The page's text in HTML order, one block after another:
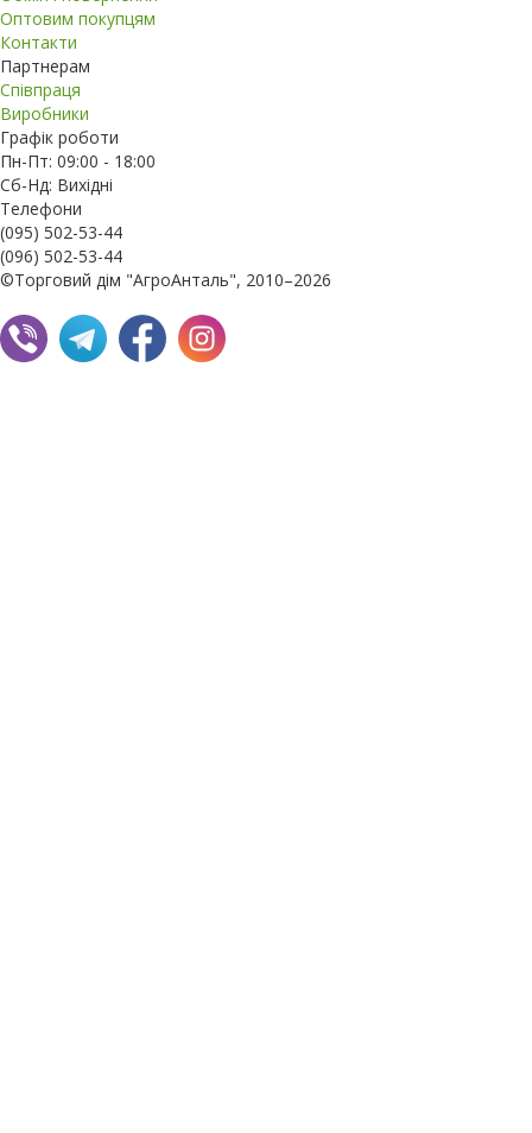
Оптовим покупцям
Контакти
Партнерам
Співпраця
Виробники
Графік роботи
Пн-Пт: 09:00 - 18:00
Сб-Нд: Вихідні
Телефони
(095) 502-53-44
(096) 502-53-44
©Торговий дім "АгроАнталь", 2010–2026